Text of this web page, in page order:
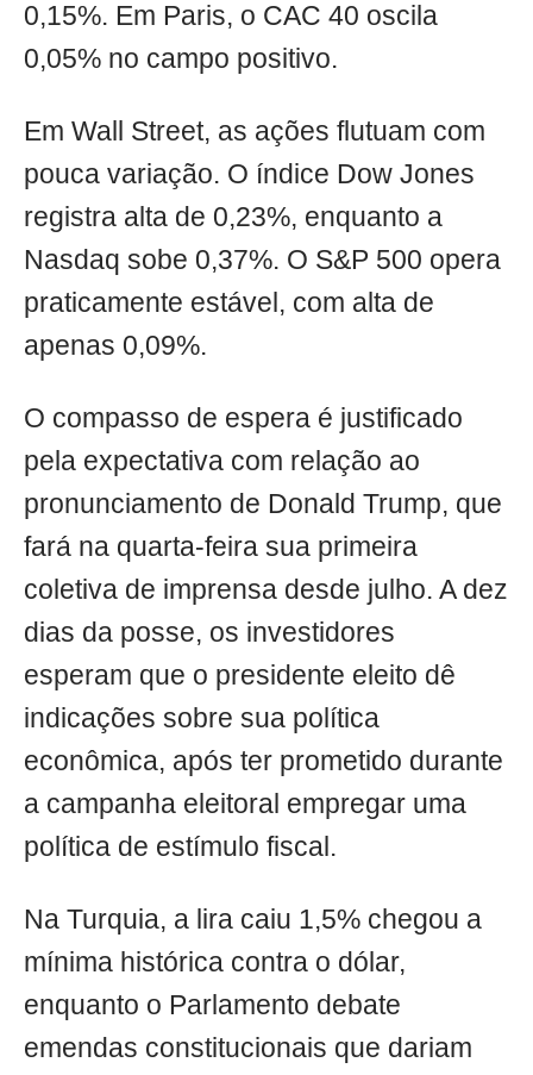
0,15%. Em Paris, o CAC 40 oscila
0,05% no campo positivo.
Em Wall Street, as ações flutuam com
pouca variação. O índice Dow Jones
registra alta de 0,23%, enquanto a
Nasdaq sobe 0,37%. O S&P 500 opera
praticamente estável, com alta de
apenas 0,09%.
O compasso de espera é justificado
pela expectativa com relação ao
pronunciamento de Donald Trump, que
fará na quarta-feira sua primeira
coletiva de imprensa desde julho. A dez
dias da posse, os investidores
esperam que o presidente eleito dê
indicações sobre sua política
econômica, após ter prometido durante
a campanha eleitoral empregar uma
política de estímulo fiscal.
Na Turquia, a lira caiu 1,5% chegou a
mínima histórica contra o dólar,
enquanto o Parlamento debate
emendas constitucionais que dariam